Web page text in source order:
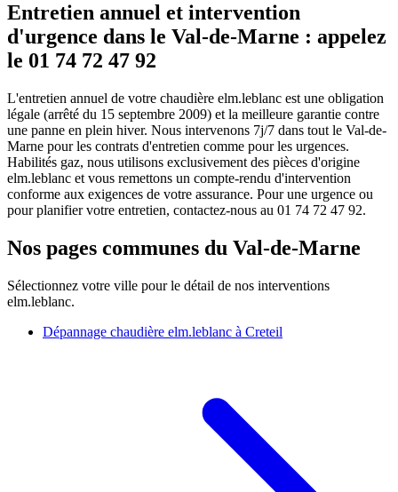
Entretien annuel et intervention
d'urgence dans le Val-de-Marne : appelez
le 01 74 72 47 92
L'entretien annuel de votre chaudière elm.leblanc est une obligation
légale (arrêté du 15 septembre 2009) et la meilleure garantie contre
une panne en plein hiver. Nous intervenons 7j/7 dans tout le Val-de-
Marne pour les contrats d'entretien comme pour les urgences.
Habilités gaz, nous utilisons exclusivement des pièces d'origine
elm.leblanc et vous remettons un compte-rendu d'intervention
conforme aux exigences de votre assurance. Pour une urgence ou
pour planifier votre entretien, contactez-nous au 01 74 72 47 92.
Nos pages communes du Val-de-Marne
Sélectionnez votre ville pour le détail de nos interventions
elm.leblanc.
Dépannage chaudière elm.leblanc à Creteil